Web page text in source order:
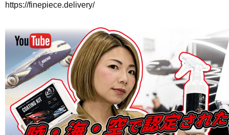
https://finepiece.delivery/